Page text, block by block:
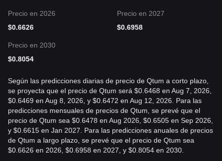
Precio en 2026
$0.6626
Precio en 2027
$0.6958
Precio en 2030
$0.8054
Según las predicciones diarias de precio de Qtum a corto plazo,
se proyecta que el precio de Qtum será $0.6468 en Aug 7, 2026,
$0.6469 en Aug 8, 2026, y $0.6472 en Aug 12, 2026. Para las
predicciones mensuales de precios de Qtum, se prevé que el
precio de Qtum sea $0.6478 en Aug 2026, $0.6505 en Sep 2026,
y $0.6615 en Jan 2027. Para las predicciones anuales de precios
de Qtum a largo plazo, se prevé que el precio de Qtum sea
$0.6626 en 2026, $0.6958 en 2027, y $0.8054 en 2030.